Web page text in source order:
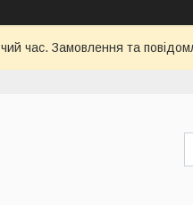
час. Замовлення та